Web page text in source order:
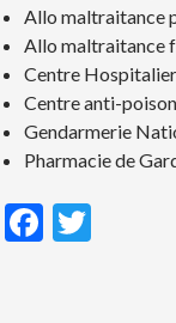
Allo maltraitance
Allo maltraitance
Centre
Centre anti-
Gendarmerie
Pharmacie de
F